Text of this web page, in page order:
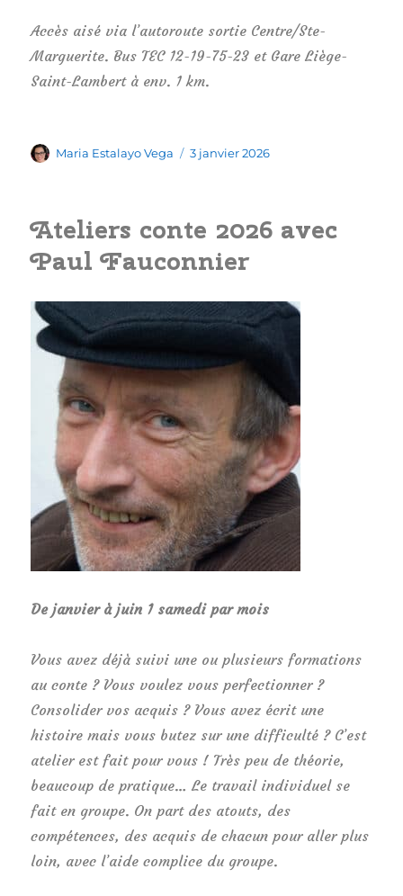
Accès aisé via l’autoroute sortie Centre/Ste-
Marguerite. Bus TEC 12-19-75-23 et Gare Liège-
Saint-Lambert à env. 1 km.
Auteur
Maria Estalayo Vega
Publié
3 janvier 2026
Ateliers conte 2026 avec
Paul Fauconnier
De janvier à juin 1 samedi par mois
Vous avez déjà suivi une ou plusieurs formations
au conte ? Vous voulez vous perfectionner ?
Consolider vos acquis ? Vous avez écrit une
histoire mais vous butez sur une difficulté ? C’est
atelier est fait pour vous ! Très peu de théorie,
beaucoup de pratique… Le travail individuel se
fait en groupe. On part des atouts, des
compétences, des acquis de chacun pour aller plus
loin, avec l’aide complice du groupe.